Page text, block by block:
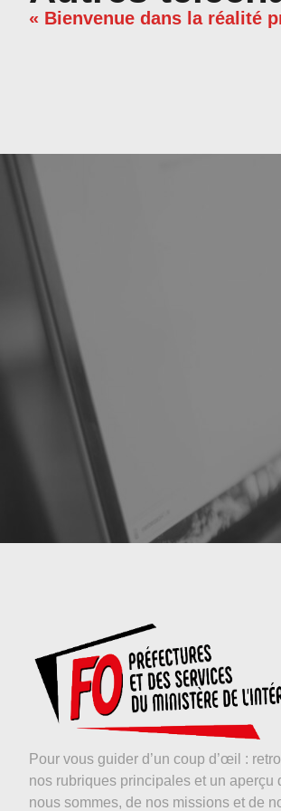
« Bienvenue dans la réalité
Pour vous guider d’un coup d’œil :
nos rubriques principales et un aperçu
nous sommes, de nos missions et de